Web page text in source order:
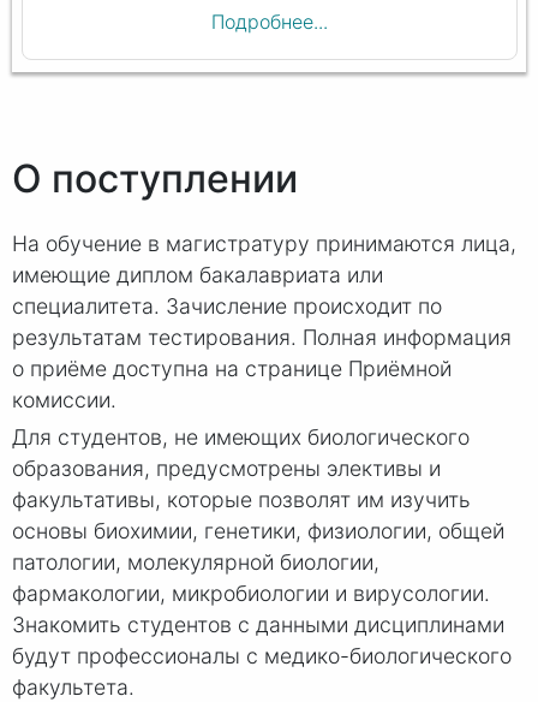
Подробнее...
О поступлении
На обучение в магистратуру принимаются лица,
имеющие диплом бакалавриата или
специалитета. Зачисление происходит по
результатам тестирования. Полная информация
о приёме доступна на странице Приёмной
комиссии.
Для студентов, не имеющих биологического
образования, предусмотрены элективы и
факультативы, которые позволят им изучить
основы биохимии, генетики, физиологии, общей
патологии, молекулярной биологии,
фармакологии, микробиологии и вирусологии.
Знакомить студентов с данными дисциплинами
будут профессионалы с медико-биологического
факультета.